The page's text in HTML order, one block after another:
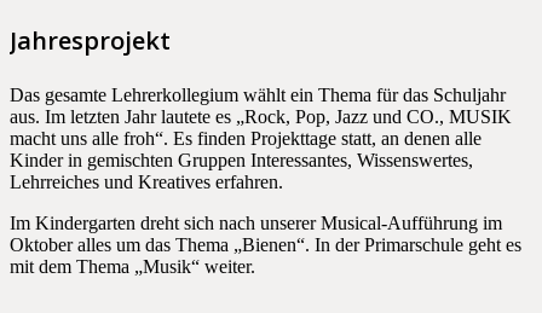
Jahresprojekt
Das gesamte Lehrerkollegium wählt ein Thema für das Schuljahr
aus. Im letzten Jahr lautete es „Rock, Pop, Jazz und CO., MUSIK
macht uns alle froh“. Es finden Projekttage statt, an denen alle
Kinder in gemischten Gruppen Interessantes, Wissenswertes,
Lehrreiches und Kreatives erfahren.
Im Kindergarten dreht sich nach unserer Musical-Aufführung im
Oktober alles um das Thema „Bienen“. In der Primarschule geht es
mit dem Thema „Musik“ weiter.